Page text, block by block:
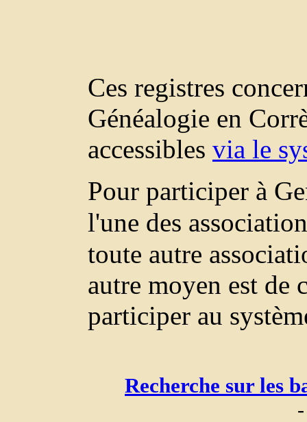
Ces registres
Généalogie en
accessibles via le
Pour participer à
l'une des
toute autre
autre moyen est de
participer au
Recherche sur les
-